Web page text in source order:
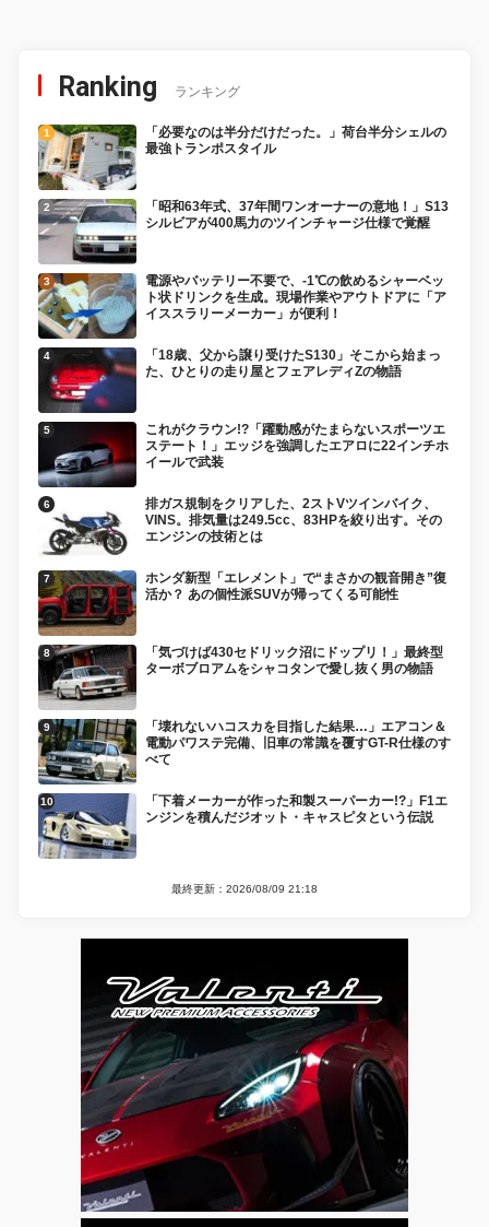
Ranking ランキング
「必要なのは半分だけだった。」荷台半分シェルの
最強トランポスタイル
「昭和63年式、37年間ワンオーナーの意地！」S13
シルビアが400馬力のツインチャージ仕様で覚醒
電源やバッテリー不要で、-1℃の飲めるシャーベッ
ト状ドリンクを生成。現場作業やアウトドアに「ア
イススラリーメーカー」が便利！
「18歳、父から譲り受けたS130」そこから始まっ
た、ひとりの走り屋とフェアレディZの物語
これがクラウン!?「躍動感がたまらないスポーツエ
ステート！」エッジを強調したエアロに22インチホ
イールで武装
排ガス規制をクリアした、2ストVツインバイク、
VINS。排気量は249.5cc、83HPを絞り出す。その
エンジンの技術とは
ホンダ新型「エレメント」で“まさかの観音開き”復
活か？ あの個性派SUVが帰ってくる可能性
「気づけば430セドリック沼にドップリ！」最終型
ターボブロアムをシャコタンで愛し抜く男の物語
「壊れないハコスカを目指した結果…」エアコン＆
電動パワステ完備、旧車の常識を覆すGT-R仕様のす
べて
「下着メーカーが作った和製スーパーカー!?」F1エ
ンジンを積んだジオット・キャスピタという伝説
最終更新：2026/08/09 21:18